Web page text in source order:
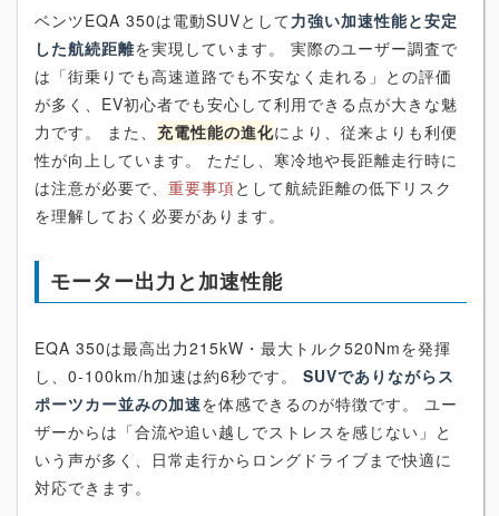
ベンツEQA 350は電動SUVとして力強い加速性能と安定
した航続距離を実現しています。 実際のユーザー調査で
は「街乗りでも高速道路でも不安なく走れる」との評価
が多く、EV初心者でも安心して利用できる点が大きな魅
力です。 また、 充電性能の進化により、従来よりも利便
性が向上しています。 ただし、寒冷地や長距離走行時に
は注意が必要で、 重要事項として航続距離の低下リスク
を理解しておく必要があります。
モーター出力と加速性能
EQA 350は最高出力215kW・最大トルク520Nmを発揮
し、0-100km/h加速は約6秒です。 SUVでありながらス
ポーツカー並みの加速を体感できるのが特徴です。 ユー
ザーからは「合流や追い越しでストレスを感じない」と
いう声が多く、日常走行からロングドライブまで快適に
対応できます。